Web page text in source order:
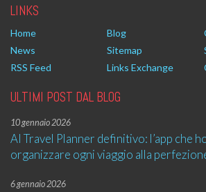
LINKS
Home Blog
News
Sitemap
RSS Feed
Links Exchange
ULTIMI POST DAL BLOG
10 gennaio 2026
AI Travel Planner definitivo: l’app che
organizzare ogni viaggio alla
6 gennaio 2026